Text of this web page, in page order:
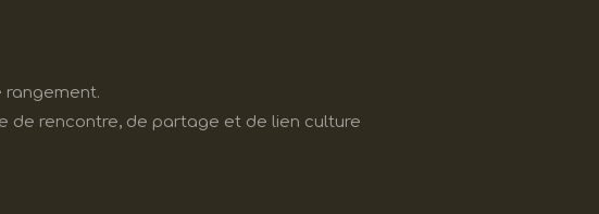
rangement.
de rencontre, de partage et de lien culture